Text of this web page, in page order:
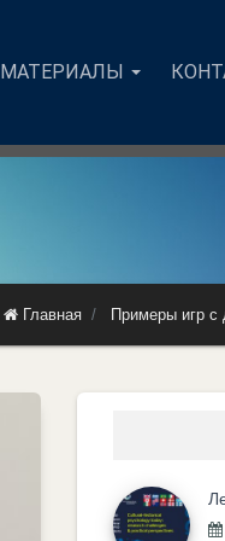
МАТЕРИАЛЫ
Главная Примеры игр с